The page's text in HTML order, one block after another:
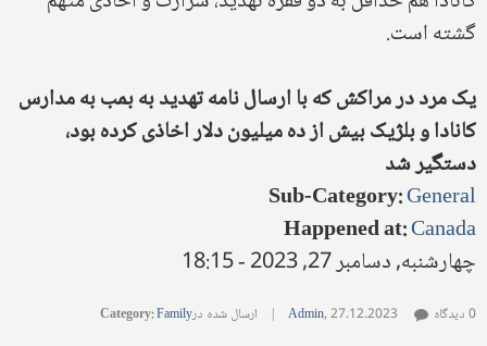
گشته است.
یک مرد در مراکش که با ارسال نامه تهدید به بمب به مدارس
کانادا و بلژیک بیش از ده میلیون دلار اخاذی کرده بود،
دستگیر شد
Sub-Category:General
Happened at:Canada
چهارشنبه, دسامبر 27, 2023 - 18:15
Admin,27.12.2023
| ارسال شده در Category:Family 0 دیدگاه